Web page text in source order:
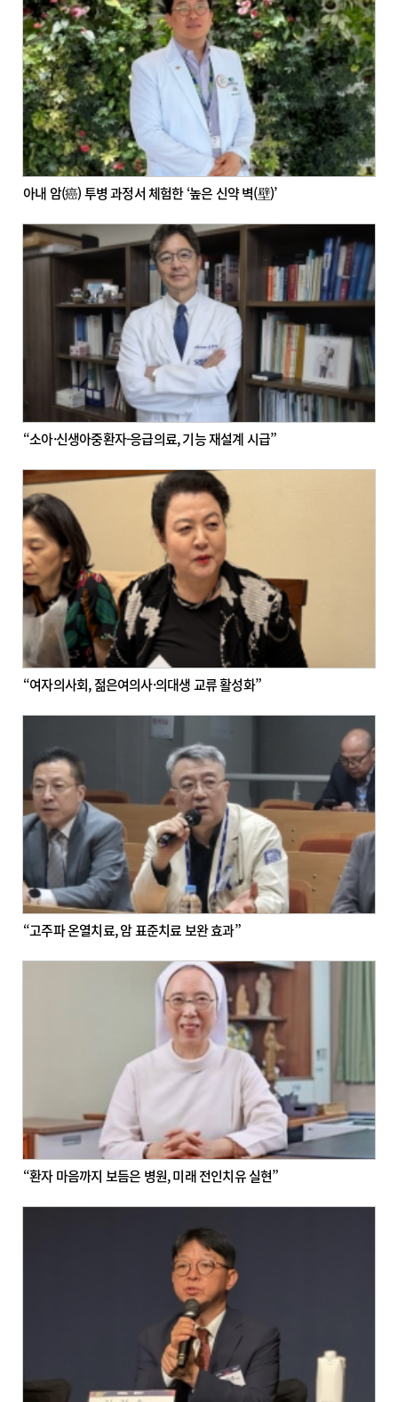
아내 암(癌) 투병 과정서 체험한 ‘높은 신약 벽(壁)’
“소아·신생아중환자-응급의료, 기능 재설계 시급”
“여자의사회, 젊은여의사·의대생 교류 활성화”
“고주파 온열치료, 암 표준치료 보완 효과”
“환자 마음까지 보듬은 병원, 미래 전인치유 실현”